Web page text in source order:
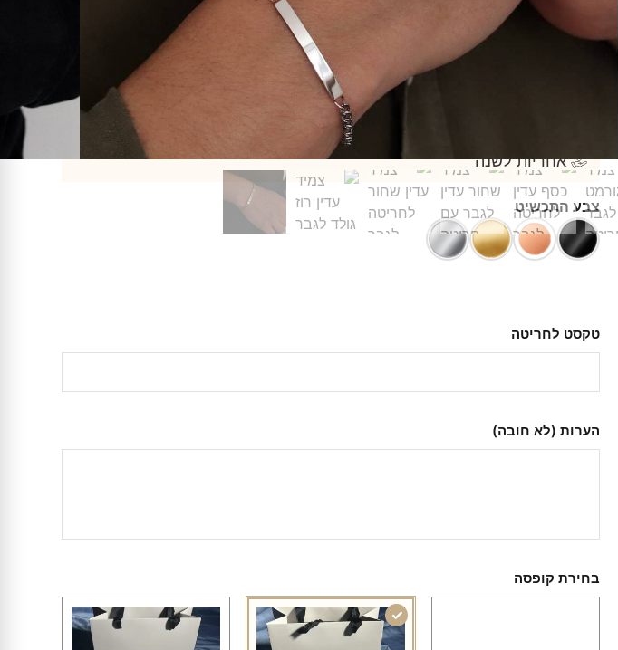
ההזמנה בתאום מראש
⭐⭐⭐⭐⭐
למה הלקוחות שלנו בוחרים בנו?
אחריות לשנה
צבע התכשיט
טקסט לחריטה
הערות (לא חובה)
בחירת קופסה